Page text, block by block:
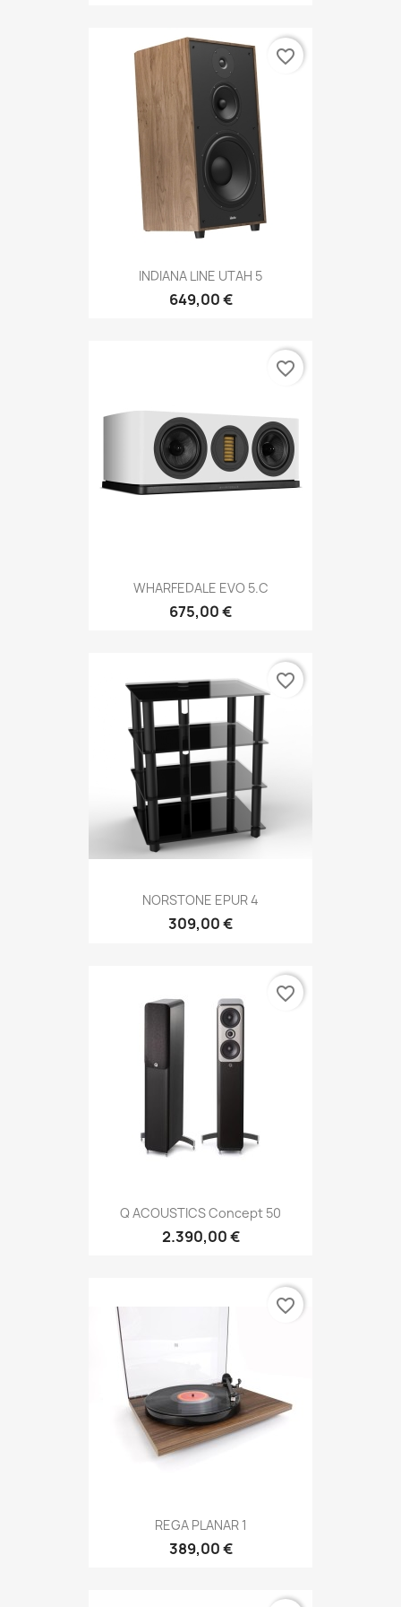
INDIANA LINE UTAH 5
649,00 €
favorite_border
WHARFEDALE EVO 5.C
675,00 €
favorite_border
NORSTONE EPUR 4
309,00 €
favorite_border
Q ACOUSTICS Concept 50
2.390,00 €
favorite_border
REGA PLANAR 1
389,00 €
favorite_border